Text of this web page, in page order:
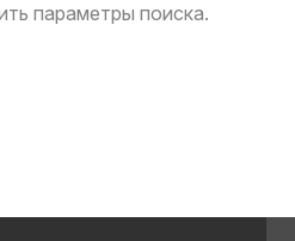
параметры поиска.